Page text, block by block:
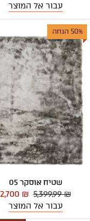
עבור אל המוצר
50% הנחה
שטיח אוסקר 05
5,399.99 ₪
2,700 ₪
עבור אל המוצר